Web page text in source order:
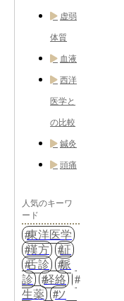
虚弱
体質
血液
西洋
医学と
の比較
鍼灸
頭痛
人気のキーワ
ード
東洋医学
漢方
証
舌診
脈
診
経絡
生薬
ツ